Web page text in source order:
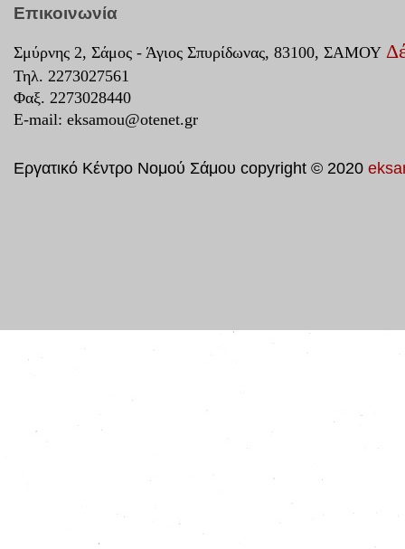
Επικοινωνία
Σμύρνης 2, Σάμος - Άγιος Σπυρίδωνας, 83100, ΣΑΜΟΥ
Τηλ. 2273027561
Φαξ. 2273028440
E-mail: eksamou@otenet.gr
Εργατικό Κέντρο Νομού Σάμου copyright © 2020